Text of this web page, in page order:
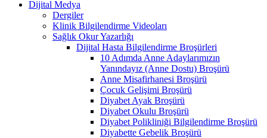
Dijital Medya
Dergiler
Klinik Bilgilendirme Videoları
Sağlık Okur Yazarlığı
Dijital Hasta Bilgilendirme Broşürleri
10 Adımda Anne Adaylarımızın
Yanındayız (Anne Dostu) Broşürü
Anne Misafirhanesi Broşürü
Çocuk Gelişimi Broşürü
Diyabet Ayak Broşürü
Diyabet Okulu Broşürü
Diyabet Polikliniği Bilgilendirme Broşürü
Diyabette Gebelik Broşürü